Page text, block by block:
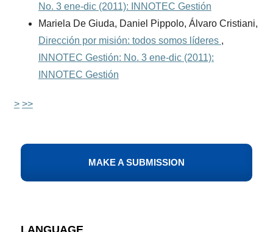
No. 3 ene-dic (2011): INNOTEC Gestión
Mariela De Giuda, Daniel Pippolo, Álvaro Cristiani,
Dirección por misión: todos somos líderes ,
INNOTEC Gestión: No. 3 ene-dic (2011):
INNOTEC Gestión
> >>
MAKE A SUBMISSION